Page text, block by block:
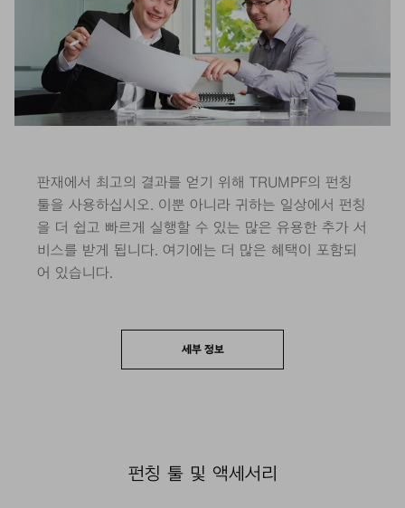
판재에서 최고의 결과를 얻기 위해 TRUMPF의 펀칭
툴을 사용하십시오. 이뿐 아니라 귀하는 일상에서 펀칭
을 더 쉽고 빠르게 실행할 수 있는 많은 유용한 추가 서
비스를 받게 됩니다. 여기에는 더 많은 혜택이 포함되
어 있습니다.
세부 정보
펀칭 툴 및 액세서리